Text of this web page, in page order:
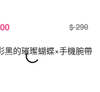
$ 290